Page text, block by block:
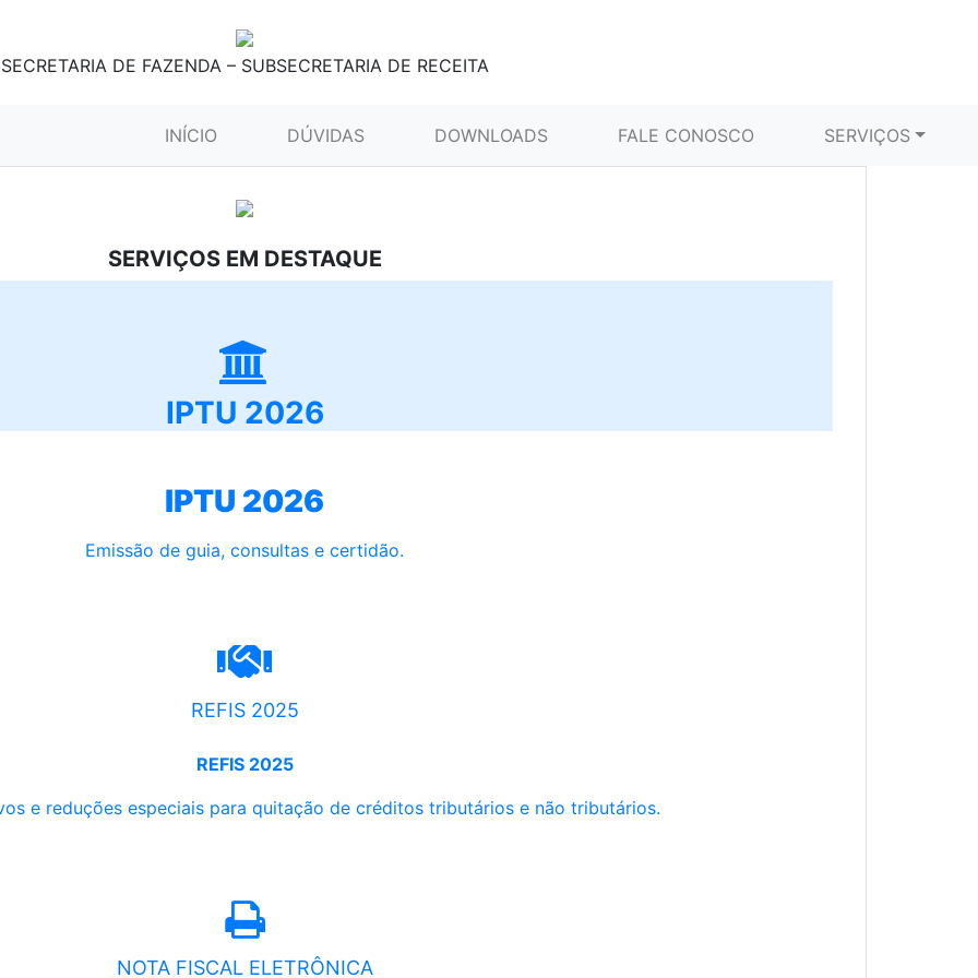
SECRETARIA DE FAZENDA – SUBSECRETARIA DE RECEITA
INÍCIO (CURRENT)DÚVIDAS DOWNLOADS FALE CONOSCO SERVIÇOS
SERVIÇOS EM DESTAQUE
IPTU 2026
IPTU 2026
Emissão de guia, consultas e certidão.
REFIS 2025
REFIS 2025
e reduções especiais para quitação de créditos tributários e não tributários.
NOTA FISCAL ELETRÔNICA